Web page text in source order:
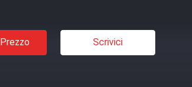
Scrivici